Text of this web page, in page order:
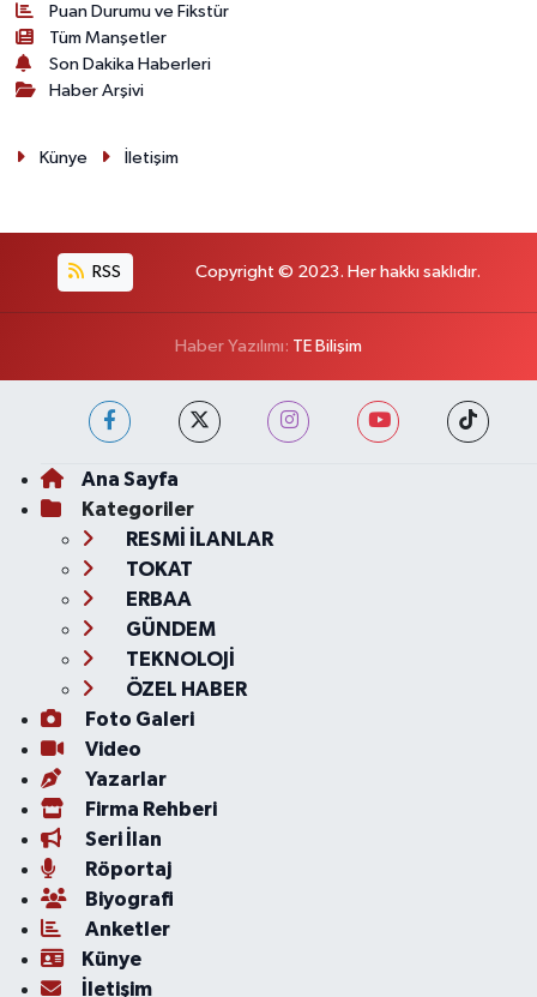
Puan Durumu ve Fikstür
Tüm Manşetler
Son Dakika Haberleri
Haber Arşivi
Künye İletişim
RSS Copyright © 2023. Her hakkı saklıdır.
Haber Yazılımı: TE Bilişim
Ana Sayfa
Kategoriler
RESMİ İLANLAR
TOKAT
ERBAA
GÜNDEM
TEKNOLOJİ
ÖZEL HABER
Foto Galeri
Video
Yazarlar
Firma Rehberi
Seri İlan
Röportaj
Biyografi
Anketler
Künye
İletişim